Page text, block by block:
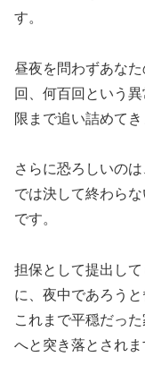
す。
昼夜を問わずあな
回、何百回という
限まで追い詰めてき
さらに恐ろしいの
では決して終わら
です。
担保として提出し
に、夜中であろう
これまで平穏だっ
へと突き落とされま